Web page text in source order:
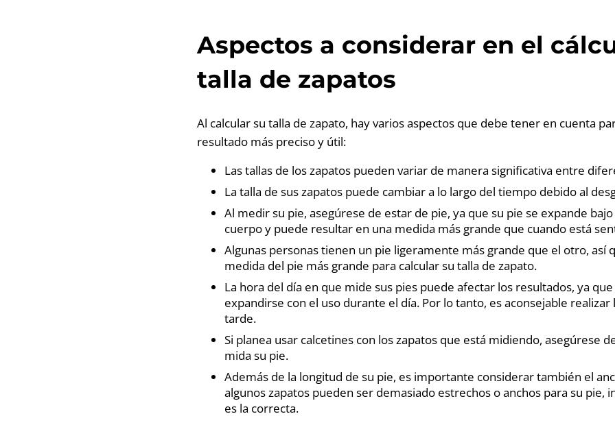
Aspectos a considerar en el
talla de zapatos
Al calcular su talla de zapato, hay varios aspectos que debe tener en cuenta
resultado más preciso y útil:
Las tallas de los zapatos pueden variar de manera significativa entre
La talla de sus zapatos puede cambiar a lo largo del tiempo debido al
Al medir su pie, asegúrese de estar de pie, ya que su pie se expande
cuerpo y puede resultar en una medida más grande que cuando está
Algunas personas tienen un pie ligeramente más grande que el otro, así
medida del pie más grande para calcular su talla de zapato.
La hora del día en que mide sus pies puede afectar los resultados, ya
expandirse con el uso durante el día. Por lo tanto, es aconsejable
tarde.
Si planea usar calcetines con los zapatos que está midiendo, asegúrese
mida su pie.
Además de la longitud de su pie, es importante considerar también el
algunos zapatos pueden ser demasiado estrechos o anchos para su pie,
es la correcta.